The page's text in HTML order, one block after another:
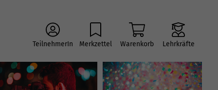
TeilnehmerIn Merkzettel Warenkorb Lehrkräfte